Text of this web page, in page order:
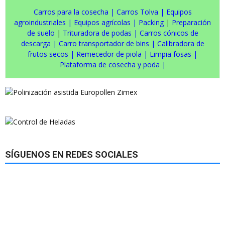
Carros para la cosecha | Carros Tolva | Equipos
agroindustriales | Equipos agrícolas | Packing | Preparación
de suelo | Trituradora de podas | Carros cónicos de
descarga | Carro transportador de bins | Calibradora de
frutos secos | Remecedor de piola | Limpia fosas |
Plataforma de cosecha y poda |
SÍGUENOS EN REDES SOCIALES